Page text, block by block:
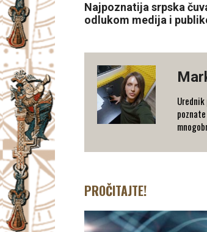
Najpoznatija srpska
odlukom medija i
PROČITAJTE!